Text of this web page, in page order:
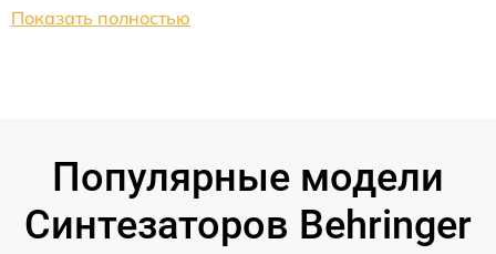
Показать полностью
Популярные модели
Синтезаторов Behringer